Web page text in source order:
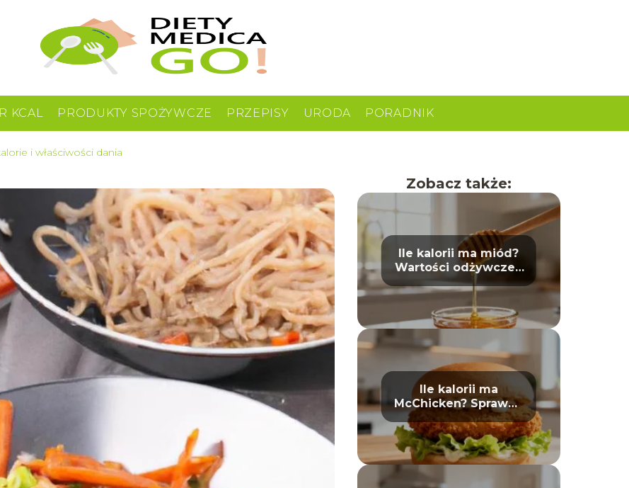
KCAL PRODUKTY SPOŻYWCZE PRZEPISY URODA PORADNIK
i właściwości dania
Zobacz także:
Ile kalorii ma miód?
Wartości odżywcze i
właściwości
Ile kalorii ma
McChicken? Sprawdź
wartości odżywcze